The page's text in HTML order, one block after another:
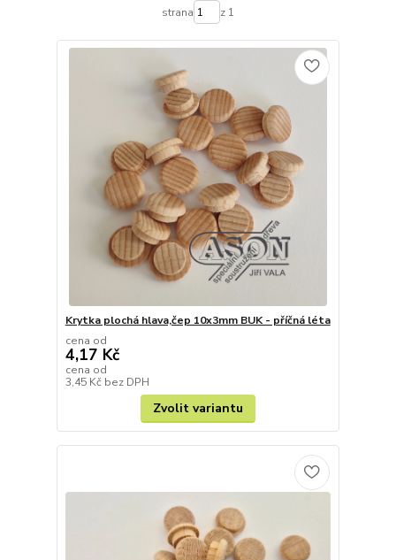
strana z 1
Krytka plochá hlava,čep 10x3mm BUK - příčná léta
cena od
4,17 Kč
cena od
3,45 Kč bez DPH
Zvolit variantu